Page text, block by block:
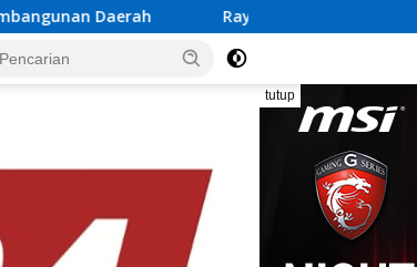
Rayakan Semangat Kemerdekaan Bersama Promo
tutup